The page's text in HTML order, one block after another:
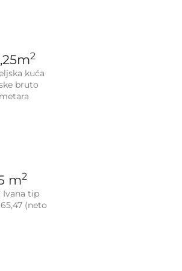
2
kuća
bruto
m2
Ivana tip
(neto